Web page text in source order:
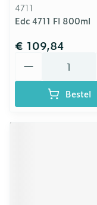
4711
Edc 4711 Fl 800ml
€ 109,84
Bestel